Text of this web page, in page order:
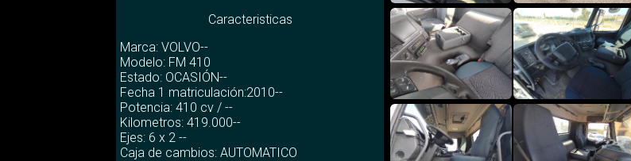
Caracteristicas
Marca: VOLVO--
Modelo: FM 410
Estado: OCASIÓN--
Fecha 1 matriculación:2010--
Potencia: 410 cv / --
Kilometros: 419.000--
Ejes: 6 x 2 --
Caja de cambios: AUTOMATICO